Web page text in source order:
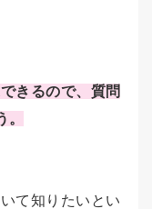
きるので、質問
て知りたいとい